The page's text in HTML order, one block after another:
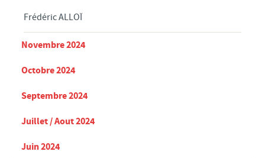
Frédéric ALLOÏ
Novembre 2024
Octobre 2024
Septembre 2024
Juillet / Aout 2024
Juin 2024